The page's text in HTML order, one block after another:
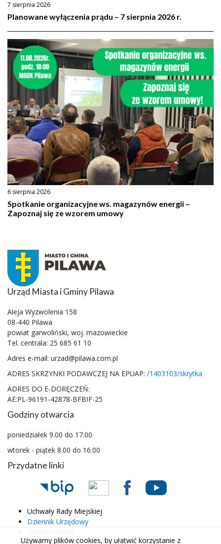
7 sierpnia 2026
Planowane wyłączenia prądu – 7 sierpnia 2026 r.
6 sierpnia 2026
Spotkanie organizacyjne ws. magazynów energii –
Zapoznaj się ze wzorem umowy
Urząd Miasta i Gminy Pilawa
Aleja Wyzwolenia 158
08-440 Pilawa
powiat garwoliński, woj. mazowieckie
Tel. centrala: 25 685 61 10
Adres e-mail: urzad@pilawa.com.pl
ADRES SKRZYNKI PODAWCZEJ NA EPUAP: /1403103/skrytka
ADRES DO E-DORĘCZEŃ:
AE:PL-96191-42878-BFBIF-25
Godziny otwarcia
poniedziałek 9.00 do 17.00
wtorek - piątek 8.00 do 16.00
Przydatne linki
Uchwały Rady Miejskiej
Dziennik Urzędowy
Używamy plików cookies, by ułatwić korzystanie z